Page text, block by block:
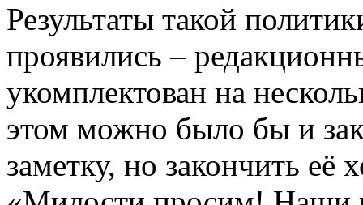
Результаты такой
проявились –
укомплектован на
этом можно было бы и
заметку, но закончить её